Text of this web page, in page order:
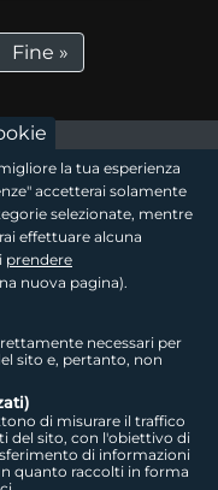
Ultima pagina
Fine »
1
| Social Media Policy
la tua esperienza
accetterai solamente
selezionate, mentre
effettuare alcuna
prendere
nuova pagina).
necessari per
sito e, pertanto, non
di misurare il traffico
del sito, con l'obiettivo di
di informazioni
quanto raccolti in forma